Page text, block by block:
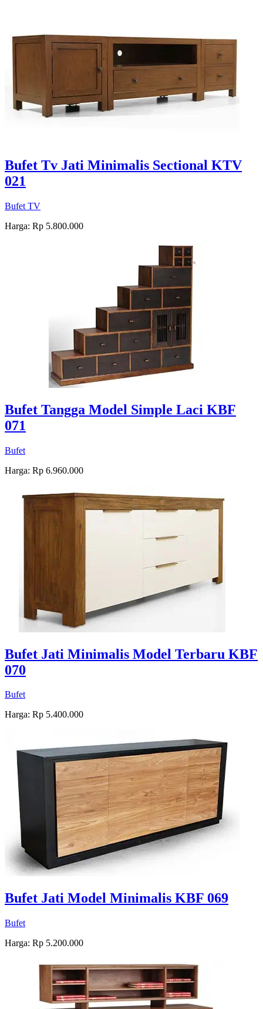
Bufet Tv Jati Minimalis Sectional KTV
021
Bufet TV
Harga: Rp 5.800.000
Bufet Tangga Model Simple Laci KBF
071
Bufet
Harga: Rp 6.960.000
Bufet Jati Minimalis Model Terbaru KBF
070
Bufet
Harga: Rp 5.400.000
Bufet Jati Model Minimalis KBF 069
Bufet
Harga: Rp 5.200.000